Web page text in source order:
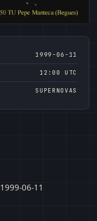
1999-06-11
12:00 UTC
SUPERNOVAS
1999-06-11